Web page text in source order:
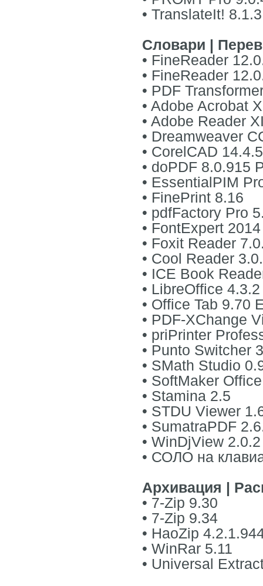
• TranslateIt! 8.1.3
Словари |
• FineReader
• FineReader
• PDF
• Adobe Acrobat
• Adobe Reader
• Dreamweaver
• CorelCAD
• doPDF 8.0.915
• EssentialPIM
• FinePrint 8.16
• pdfFactory Pro
• FontExpert
• Foxit Reader
• Cool Reader
• ICE Book
• LibreOffice
• Office Tab 9.70
• PDF-XChange
• priPrinter
• Punto Switcher
• SMath Studio
• SoftMaker
• Stamina 2.5
• STDU Viewer
• SumatraPDF
• WinDjView 2.0.2
• СОЛО на
Архивация |
• 7-Zip 9.30
• 7-Zip 9.34
• HaoZip
• WinRar 5.11
• Universal